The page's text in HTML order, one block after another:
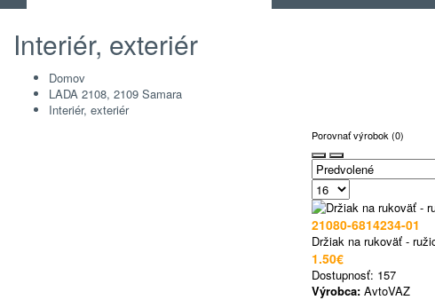
Interiér, exteriér
Domov
LADA 2108, 2109 Samara
Interiér, exteriér
Porovnať výrobok (0)
21080-6814234-01
Držiak na rukoväť -
1.50€
Dostupnosť: 157
Výrobca: AvtoVAZ